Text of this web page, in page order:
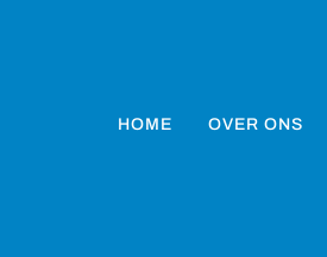
HOME OVER ONS